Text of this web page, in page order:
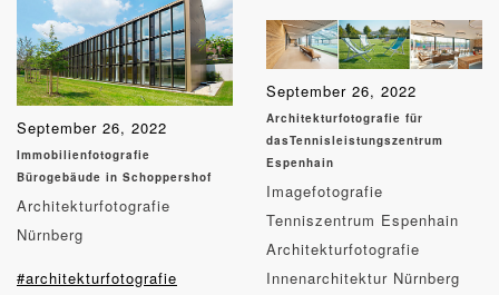
September 26, 2022
Immobilienfotografie
Bürogebäude in Schoppershof
Architekturfotografie
Nürnberg
#architekturfotografie
September 26, 2022
Architekturfotografie für
dasTennisleistungszentrum
Espenhain
Imagefotografie
Tenniszentrum Espenhain
Architekturfotografie
Innenarchitektur Nürnberg